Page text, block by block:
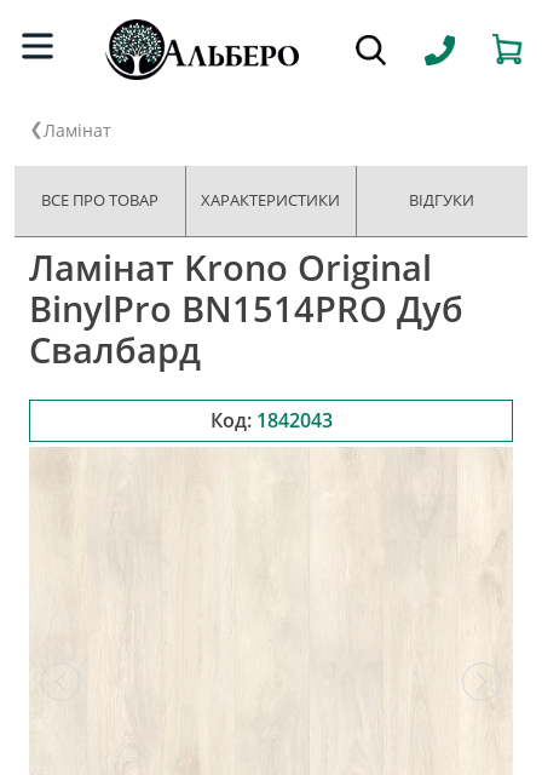
Ламінат
ВСЕ ПРО ТОВАР ХАРАКТЕРИСТИКИ ВІДГУКИ
Ламінат Krono Original
BinylPro BN1514PRO Дуб
Свалбард
Код: 1842043